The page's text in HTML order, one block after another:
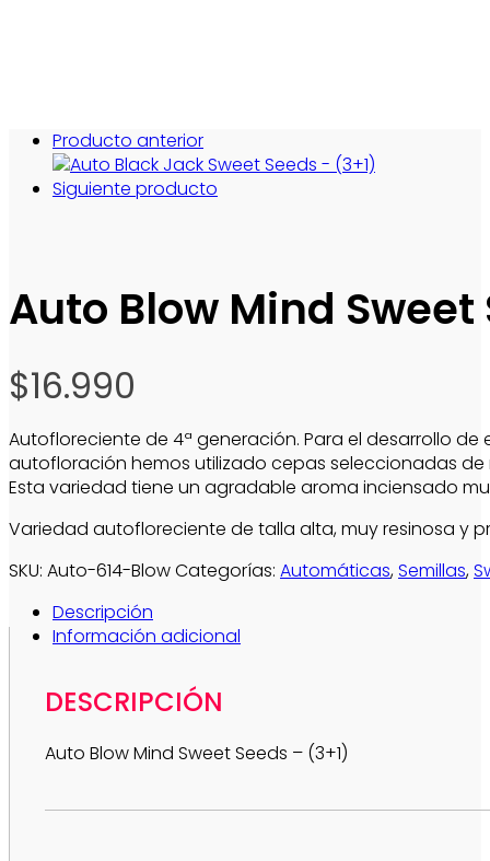
Producto anterior
Siguiente producto
Auto Blow Mind Sweet
$16.990
Autofloreciente de 4ª generación. Para el desarrollo
autofloración hemos utilizado cepas seleccionadas de
Esta variedad tiene un agradable aroma inciensado
Variedad autofloreciente de talla alta, muy resinosa y
SKU: Auto-614-BlowCategorías: Automáticas,Semillas,
Descripción
Información adicional
DESCRIPCIÓN
Auto Blow Mind Sweet Seeds – (3+1)